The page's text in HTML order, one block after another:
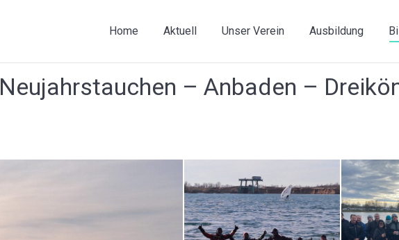
Home Aktuell Unser Verein Ausbildung
Neujahrstauchen – Anbaden –